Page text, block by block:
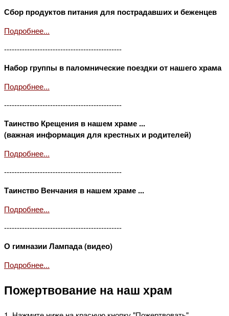
Сбор продуктов питания для пострадавших и беженцев
Подробнее...
----------------------------------------------
Набор группы в паломнические поездки от нашего храма
Подробнее...
----------------------------------------------
Таинство Крещения в нашем храме ...
(важная информация для крестных и родителей)
Подробнее...
----------------------------------------------
Таинство Венчания в нашем храме ...
Подробнее...
----------------------------------------------
О гимназии Лампада (видео)
Подробнее...
Пожертвование на наш храм